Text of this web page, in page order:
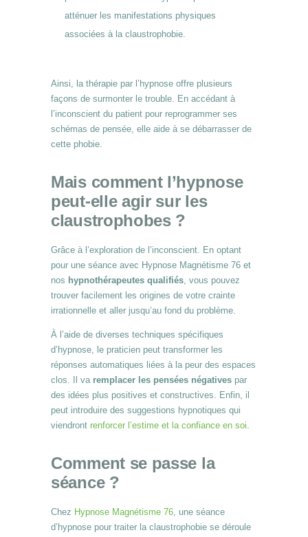
atténuer les manifestations physiques
associées à la claustrophobie.
Ainsi, la thérapie par l’hypnose offre plusieurs
façons de surmonter le trouble. En accédant à
l’inconscient du patient pour reprogrammer ses
schémas de pensée, elle aide à se débarrasser de
cette phobie.
Mais comment l’hypnose
peut-elle agir sur les
claustrophobes ?
Grâce à l’exploration de l’inconscient. En optant
pour une séance avec Hypnose Magnétisme 76 et
nos hypnothérapeutes qualifiés, vous pouvez
trouver facilement les origines de votre crainte
irrationnelle et aller jusqu’au fond du problème.
À l’aide de diverses techniques spécifiques
d’hypnose, le praticien peut transformer les
réponses automatiques liées à la peur des espaces
clos. Il va remplacer les pensées négatives par
des idées plus positives et constructives. Enfin, il
peut introduire des suggestions hypnotiques qui
viendront renforcer l’estime et la confiance en soi.
Comment se passe la
séance ?
Chez Hypnose Magnétisme 76, une séance
d’hypnose pour traiter la claustrophobie se déroule